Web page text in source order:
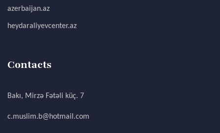
azerbaijan.az
heydaraliyevcenter.az
Contacts
Bakı, Mirzə Fətəli küç. 7
c.muslim.b@hotmail.com